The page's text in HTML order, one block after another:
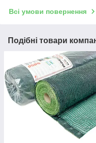
Всі умови повернення
Подібні товари